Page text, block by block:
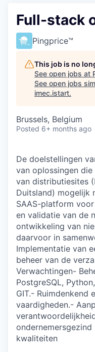
Full-stack
Pingprice™
This job is no
See open jobs at
See open jobs
imec.istart.
Brussels, Belgium
Posted 6+ months ago
De doelstellingen
van oplossingen
van distributiesites
Duitsland) mogelijk
SAAS-platform
en validatie van de
ontwikkeling van
daarvoor in
Implementatie van
beheer van de
Verwachtingen-
PostgreSQL,
GIT.- Ruimdenkend
vaardigheden.-
ondernemersgezind
kwaliteiten